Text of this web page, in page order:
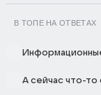
В ТОПЕ НА ОТВЕТАХ
А сейчас что-то